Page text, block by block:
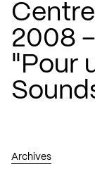
2008
"Pour
Archives